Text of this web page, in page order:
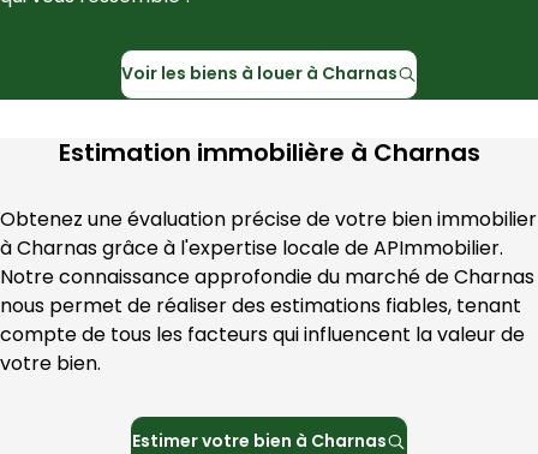
Voir les biens à louer à Charnas
Estimation immobilière à Charnas
Obtenez une évaluation précise de votre bien immobilier
à Charnas grâce à l'expertise locale de APImmobilier.
Notre connaissance approfondie du marché de Charnas
nous permet de réaliser des estimations fiables, tenant
compte de tous les facteurs qui influencent la valeur de
votre bien.
Estimer votre bien à Charnas